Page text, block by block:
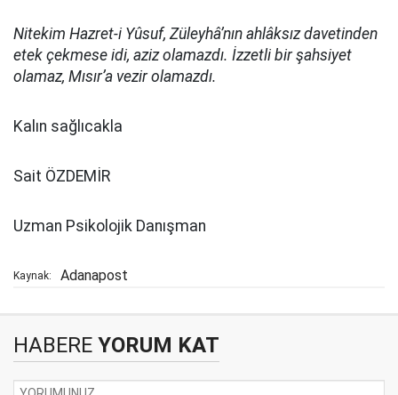
Nitekim Hazret-i Yûsuf, Züleyhâ’nın ahlâksız davetinden
etek çekmese idi, aziz olamazdı. İzzetli bir şahsiyet
olamaz, Mısır’a vezir olamazdı.
Kalın sağlıcakla
Sait ÖZDEMİR
Uzman Psikolojik Danışman
Kaynak: Adanapost
HABERE YORUM KAT